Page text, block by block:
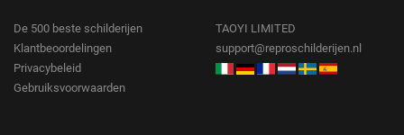
De 500 beste schilderijen
Klantbeoordelingen
Privacybeleid
Gebruiksvoorwaarden
TAOYI LIMITED
support@reproschilderijen.nl